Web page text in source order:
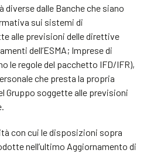
dalle Banche che siano
sui sistemi di
alle previsioni delle direttive
dell’ESMA; Imprese di
le regole del pacchetto IFD/IFR),
che presta la propria
Gruppo soggette alle previsioni
con cui le disposizioni sopra
nell’ultimo Aggiornamento di